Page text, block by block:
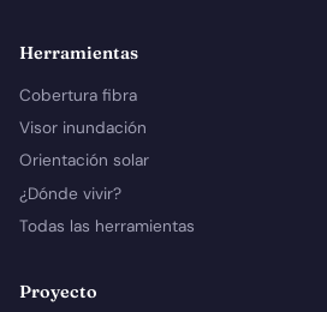
Herramientas
Cobertura fibra
Visor inundación
Orientación solar
¿Dónde vivir?
Todas las herramientas
Proyecto